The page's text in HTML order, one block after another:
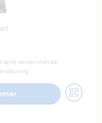
op te nemen met de